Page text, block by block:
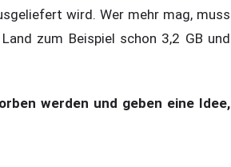
wird. Wer mehr mag, muss
zum Beispiel schon 3,2 GB und
werden und geben eine Idee,